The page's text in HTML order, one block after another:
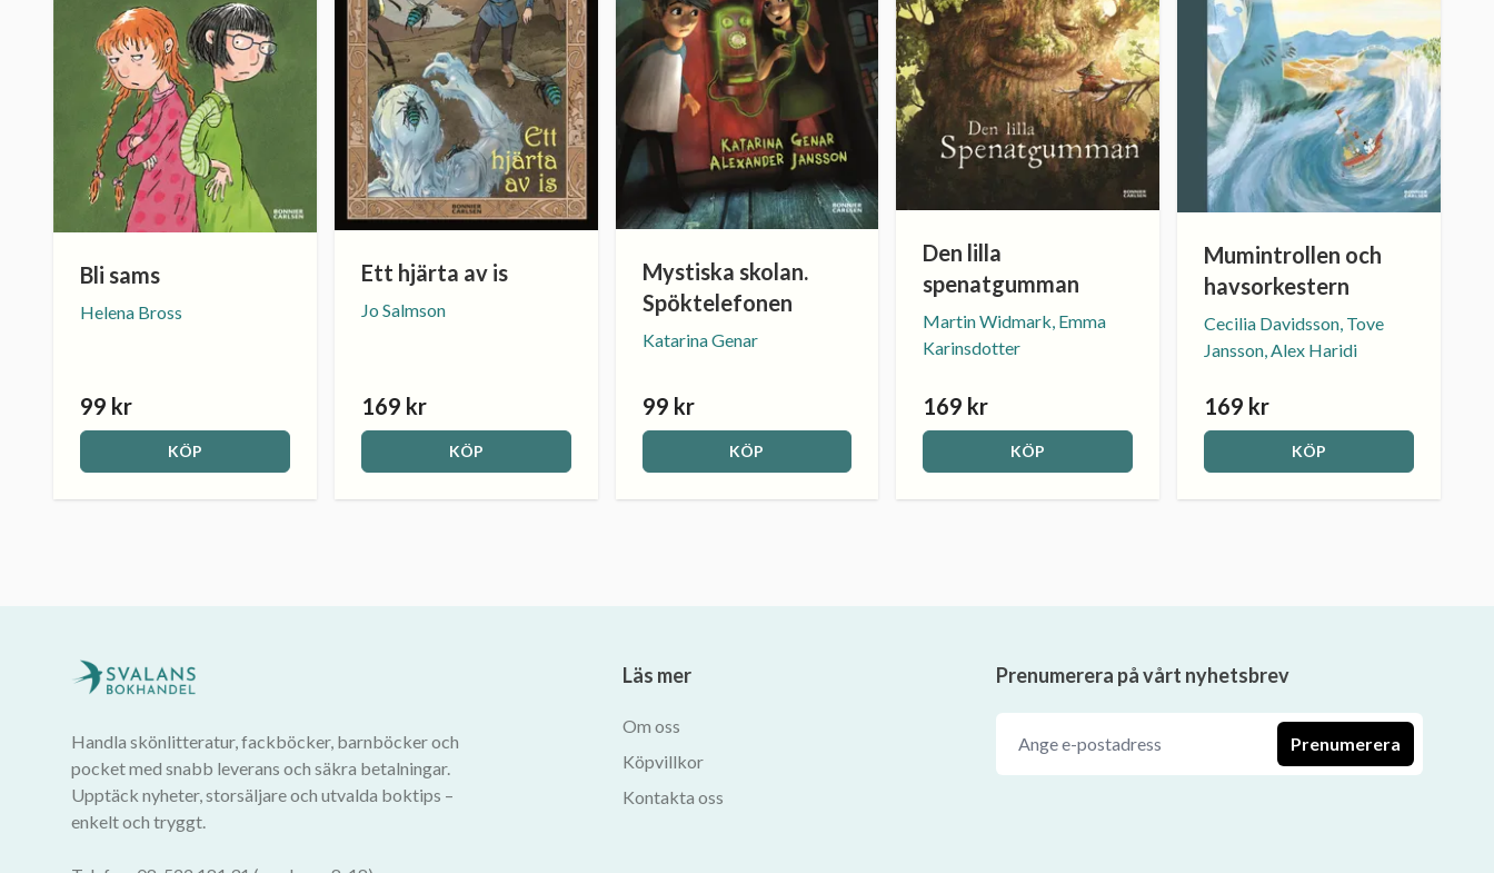
Bli sams
Helena Bross
99 kr
KÖP
Ett hjärta av is
Jo Salmson
169 kr
KÖP
Mystiska skolan.
Spöktelefonen
Katarina Genar
99 kr
KÖP
Den lilla
spenatgumman
Martin Widmark, Emma
Karinsdotter
169 kr
KÖP
Mumintrollen och
havsorkestern
Cecilia Davidsson, Tove
Jansson, Alex Haridi
169 kr
KÖP
Handla skönlitteratur, fackböcker, barnböcker och
pocket med snabb leverans och säkra betalningar.
Upptäck nyheter, storsäljare och utvalda boktips –
enkelt och tryggt.
Läs mer
Om oss
Köpvillkor
Kontakta oss
Prenumerera på vårt nyhetsbrev
Prenumerera